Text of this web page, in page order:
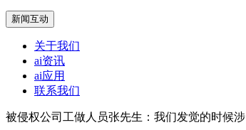
新闻互动
关于我们
ai资讯
ai应用
联系我们
被侵权公司工做人员张先生：我们发觉的时候涉